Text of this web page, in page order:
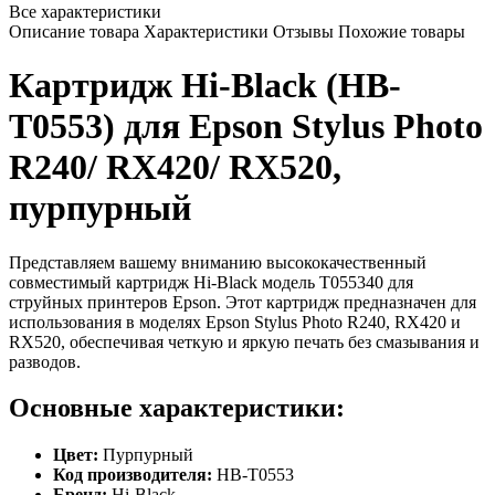
Все характеристики
Описание товара Характеристики Отзывы Похожие товары
Картридж Hi-Black (HB-
T0553) для Epson Stylus Photo
R240/ RX420/ RX520,
пурпурный
Представляем вашему вниманию высококачественный
совместимый картридж Hi-Black модель T055340 для
струйных принтеров Epson. Этот картридж предназначен для
использования в моделях Epson Stylus Photo R240, RX420 и
RX520, обеспечивая четкую и яркую печать без смазывания и
разводов.
Основные характеристики:
Цвет: Пурпурный
Код производителя: HB-T0553